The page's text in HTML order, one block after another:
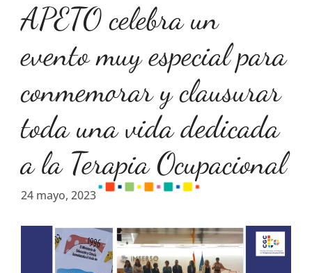
APETO celebra un
evento muy especial para
conmemorar y clausurar
toda una vida dedicada
a la Terapia Ocupacional
24 mayo, 2023